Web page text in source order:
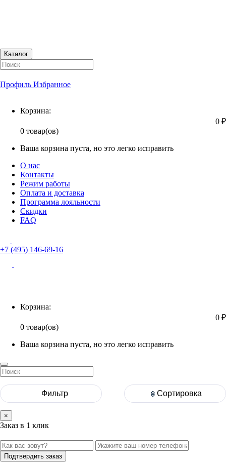
Каталог
Профиль Избранное
Корзина:
0 ₽
0 товар(ов)
Ваша корзина пуста, но это легко исправить
О нас
Контакты
Режим работы
Оплата и доставка
Программа лояльности
Скидки
FAQ
+7 (495) 146-69-16
Корзина:
0 ₽
0 товар(ов)
Ваша корзина пуста, но это легко исправить
Фильтр Сортировка
×
Заказ в 1 клик
Подтвердить заказ